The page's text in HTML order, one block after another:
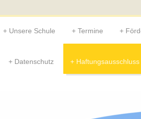
Unsere Schule Termine
Datenschutz Haftungsausschluss